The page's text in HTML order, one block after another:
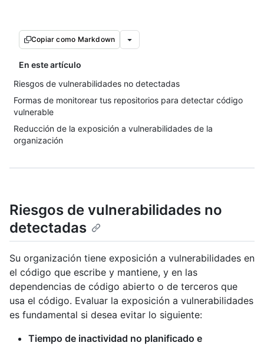
Copiar como Markdown
En este artículo
Riesgos de vulnerabilidades no detectadas
Formas de monitorear tus repositorios para detectar código
vulnerable
Reducción de la exposición a vulnerabilidades de la
organización
Riesgos de vulnerabilidades no
detectadas
Su organización tiene exposición a vulnerabilidades en
el código que escribe y mantiene, y en las
dependencias de código abierto o de terceros que
usa el código. Evaluar la exposición a vulnerabilidades
es fundamental si desea evitar lo siguiente:
Tiempo de inactividad no planificado e